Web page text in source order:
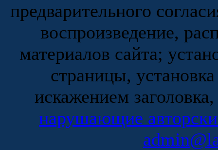
предварительного
воспроизведение,
материалов сайта;
страницы,
искажением
нарушающие